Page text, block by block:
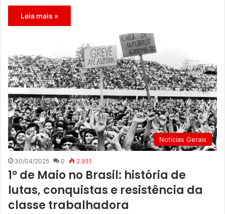
Leia mais »
Notícias Gerais
30/04/2025 0 2.931
1º de Maio no Brasil: história de
lutas, conquistas e resistência da
classe trabalhadora